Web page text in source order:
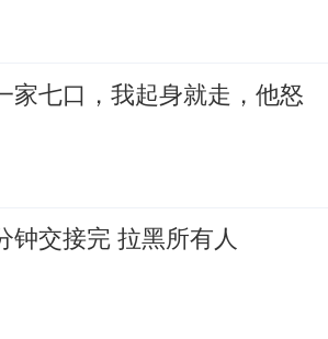
家七口，我起身就走，他怒
钟交接完 拉黑所有人